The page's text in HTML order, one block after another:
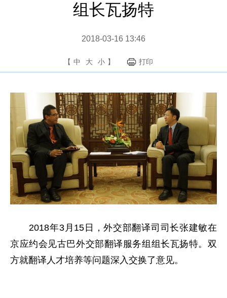
组长瓦扬特
2018-03-16 13:46
【 中 大 小 】 打印
2018年3月15日，外交部翻译司司长张建敏在
京应约会见古巴外交部翻译服务组组长瓦扬特。双
方就翻译人才培养等问题深入交换了意见。